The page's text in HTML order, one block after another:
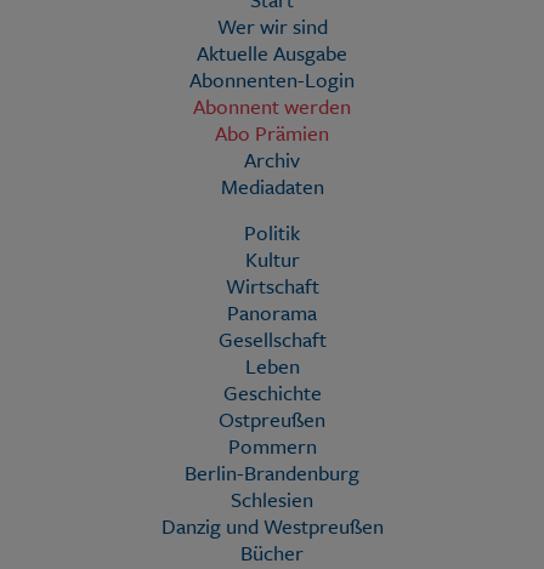
Wer wir sind
Aktuelle Ausgabe
Abonnenten-Login
Abonnent werden
Abo Prämien
Archiv
Mediadaten
Politik
Kultur
Wirtschaft
Panorama
Gesellschaft
Leben
Geschichte
Ostpreußen
Pommern
Berlin-Brandenburg
Schlesien
Danzig und Westpreußen
Bücher